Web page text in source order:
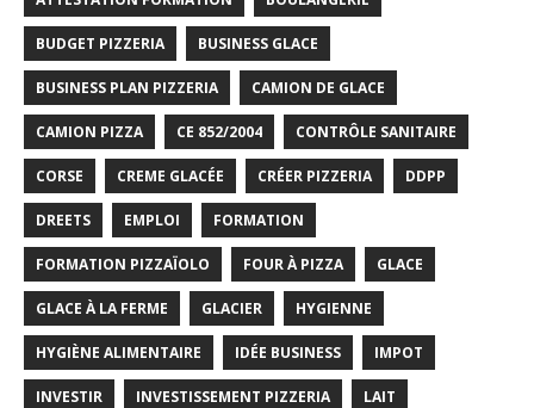
BUDGET PIZZERIA BUSINESS GLACE
BUSINESS PLAN PIZZERIA CAMION DE GLACE
CAMION PIZZA CE 852/2004 CONTRÔLE SANITAIRE
CORSE CREME GLACÉE CRÉER PIZZERIA DDPP
DREETS EMPLOI FORMATION
FORMATION PIZZAÏOLO FOUR À PIZZA GLACE
GLACE À LA FERME GLACIER HYGIENNE
HYGIÈNE ALIMENTAIRE IDÉE BUSINESS IMPOT
INVESTIR INVESTISSEMENT PIZZERIA LAIT